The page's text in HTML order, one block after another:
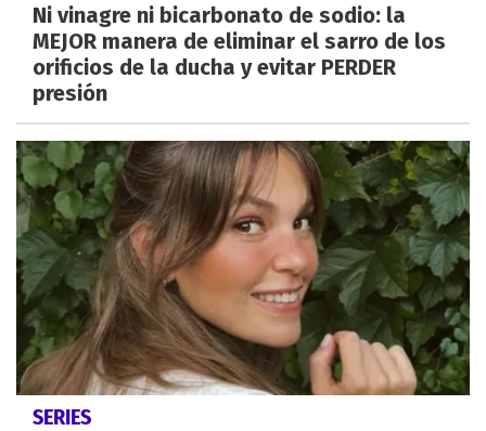
Ni vinagre ni bicarbonato de sodio: la
MEJOR manera de eliminar el sarro de los
orificios de la ducha y evitar PERDER
presión
SERIES